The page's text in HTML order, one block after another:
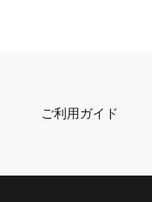
ご利用ガイド